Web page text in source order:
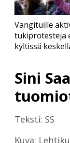
Sini
Teksti: SS
Kuva:
Vangituille
tukiprotesteja
kyltissä